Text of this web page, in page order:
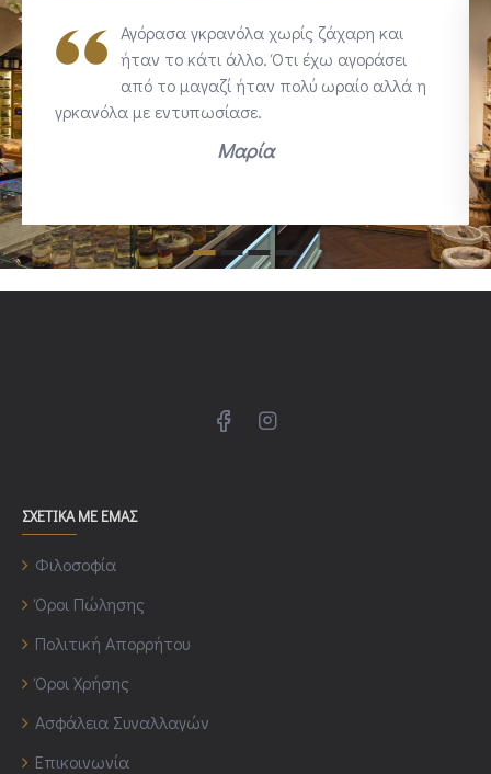
Αγόρασα γκρανόλα χωρίς ζάχαρη και
ήταν το κάτι άλλο. Ότι έχω αγοράσει
από το μαγαζί ήταν πολύ ωραίο αλλά η
γρκανόλα με εντυπωσίασε.
Μαρία
ΣΧΕΤΙΚΑ ΜΕ ΕΜΑΣ
Φιλοσοφία
Όροι Πώλησης
Πολιτική Απορρήτου
Όροι Χρήσης
Ασφάλεια Συναλλαγών
Επικοινωνία